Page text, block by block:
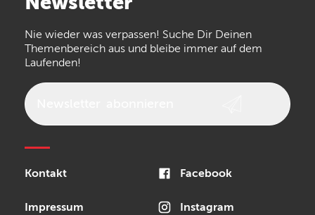
the t.bone
Walrus Audio Epiphone
Nie wieder was verpassen! Suche Dir Deinen
Themenbereich aus und bleibe immer auf dem
Laufenden!
Kontakt
Impressum
Facebook
Instagram